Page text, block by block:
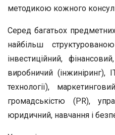
методикою кожного
Серед багатьох
найбільш
інвестиційний,
виробничий (інжиніринг),
технології),
громадськістю (PR),
юридичний, навчання і